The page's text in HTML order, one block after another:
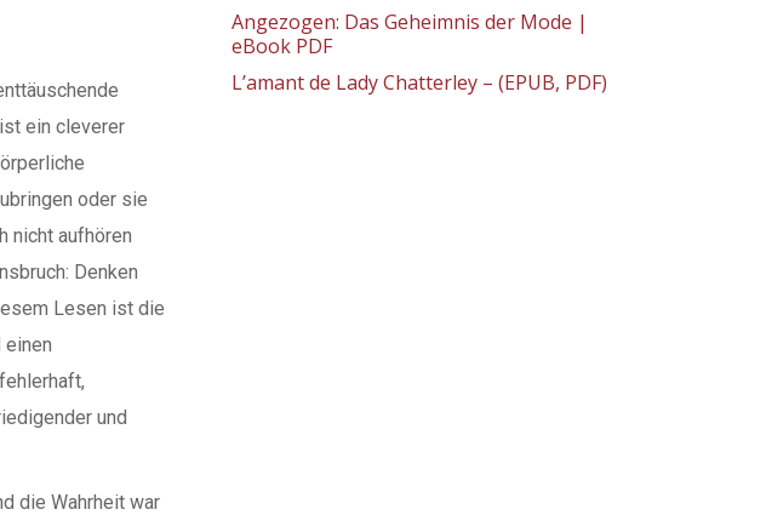
ein cleverer
oder sie
nicht aufhören
Denken
Lesen ist die
und
die Wahrheit war
Angezogen: Das Geheimnis der Mode |
eBook PDF
L’amant de Lady Chatterley – (EPUB, PDF)